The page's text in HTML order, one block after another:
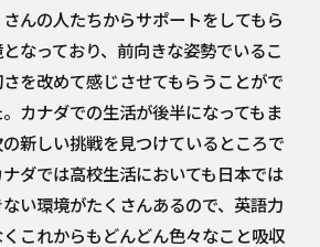
んの人たちからサポートをしてもら
なっており、前向きな姿勢でいるこ
さを改めて感じさせてもらうことがで
カナダでの生活が後半になってもま
新しい挑戦を見つけているところで
ダでは高校生活においても日本では
い環境がたくさんあるので、英語力
これからもどんどん色々なこと吸収